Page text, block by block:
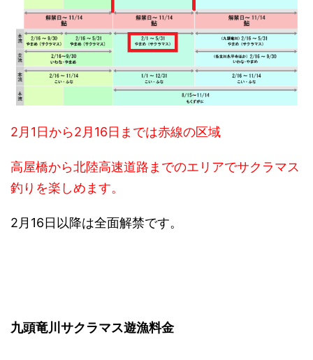
2月1日から2月16日までは赤線の区域
高屋橋から北陸高速道路までのエリアでサクラマス
釣りを楽しめます。
2月16日以降は全面解禁です。
九頭竜川サクラマス遊漁料金